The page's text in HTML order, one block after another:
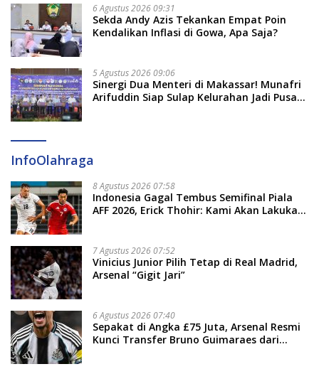
6 Agustus 2026 09:31
Sekda Andy Azis Tekankan Empat Poin
Kendalikan Inflasi di Gowa, Apa Saja?
5 Agustus 2026 09:06
Sinergi Dua Menteri di Makassar! Munafri
Arifuddin Siap Sulap Kelurahan Jadi Pusat
InfoOlahraga
8 Agustus 2026 07:58
Indonesia Gagal Tembus Semifinal Piala
AFF 2026, Erick Thohir: Kami Akan Lakukan
7 Agustus 2026 07:52
Vinicius Junior Pilih Tetap di Real Madrid,
Arsenal “Gigit Jari”
6 Agustus 2026 07:40
Sepakat di Angka £75 Juta, Arsenal Resmi
Kunci Transfer Bruno Guimaraes dari